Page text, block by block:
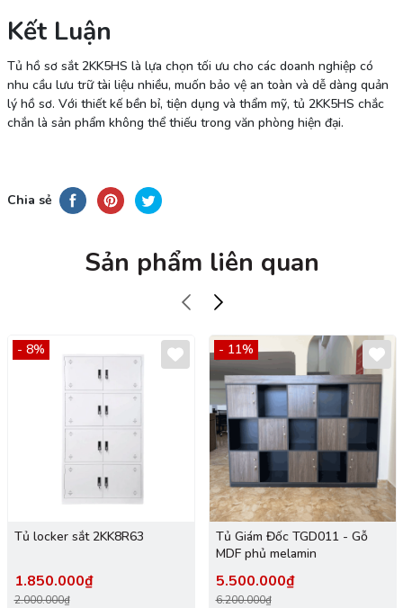
Kết Luận
Tủ hồ sơ sắt 2KK5HS là lựa chọn tối ưu cho các doanh nghiệp có
nhu cầu lưu trữ tài liệu nhiều, muốn bảo vệ an toàn và dễ dàng quản
lý hồ sơ. Với thiết kế bền bỉ, tiện dụng và thẩm mỹ, tủ 2KK5HS chắc
chắn là sản phẩm không thể thiếu trong văn phòng hiện đại.
Chia sẻ
Sản phẩm liên quan
- 8%
Tủ locker sắt 2KK8R63
1.850.000₫
2.000.000₫
- 11%
Tủ Giám Đốc TGD011 - Gỗ
MDF phủ melamin
5.500.000₫
6.200.000₫